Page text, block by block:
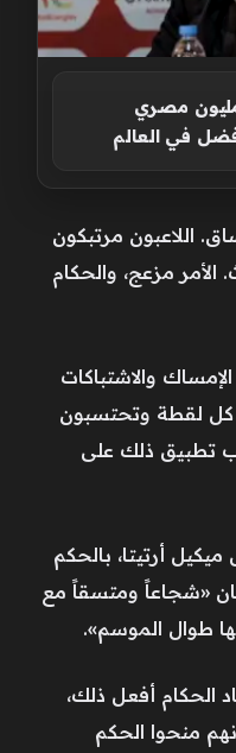
نعيش حلم 120 مليون مصري
في العالم
اللاعبون مرتبكون
مزعج، والحكام
والاشتباكات
لقطة وتحتسبون
تطبيق ذلك على
أرتيتا، بالحكم
كان «شجاعاً ومتسقاً مع
طوال الموسم».
الحكام أفعل ذلك،
منحوا الحكم